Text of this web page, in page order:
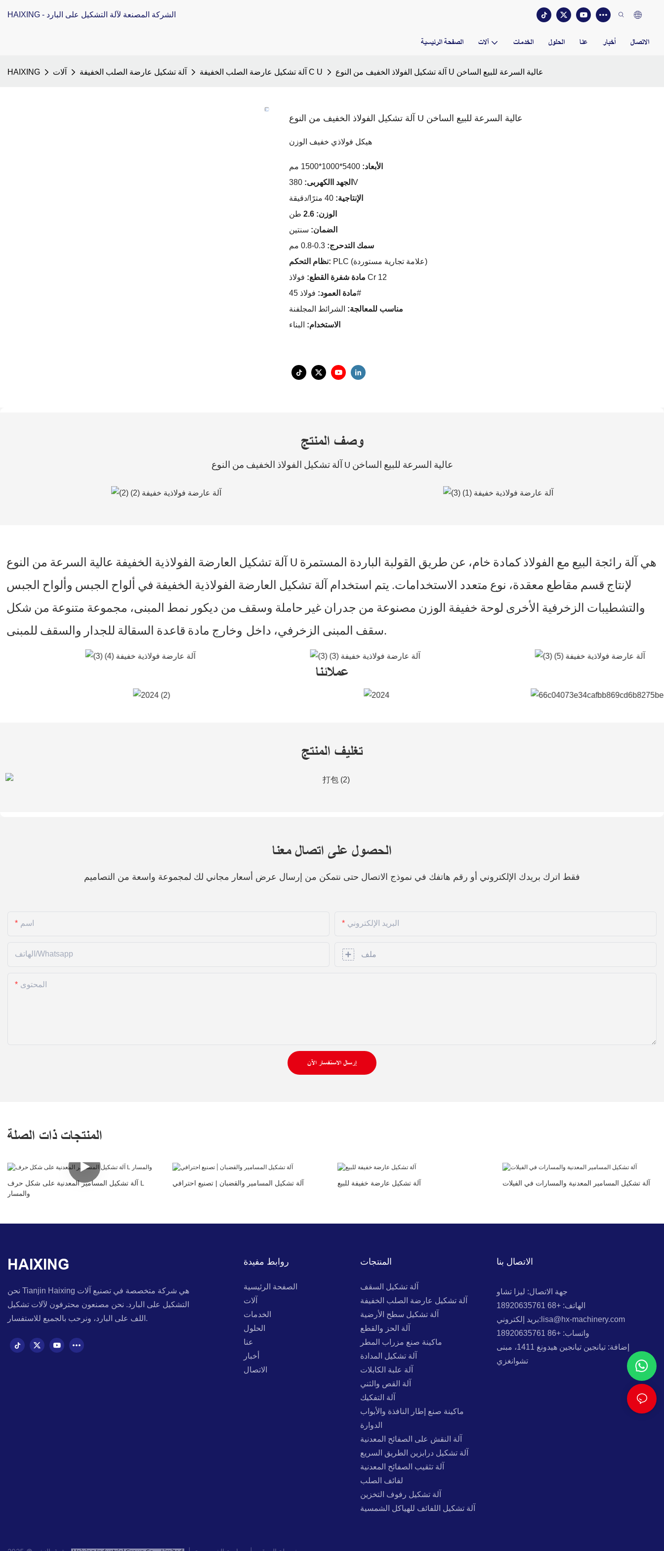
HAIXING - الشركة المصنعة لآلة التشكيل على البارد
الصفحة الرئيسية آلات الخدمات الحلول عنا أخبار الاتصال
HAIXING آلات آلة تشكيل عارضة الصلب الخفيفة آلة تشكيل عارضة الصلب الخفيفة C U آلة تشكيل الفولاذ الخفيف من النوع U عالية السرعة للبيع الساخن
آلة تشكيل الفولاذ الخفيف من النوع U عالية السرعة للبيع الساخن
هيكل فولاذي خفيف الوزن
الأبعاد:
الجهد االكهربى: 380V
الإنتاجية:
الوزن: 2.6
طن
الضمان: سنتين
سمك التدحرج:
نظام التحكم:
PLC (علامة تجارية مستوردة)
مادة شفرة القطع: فولاذ Cr 12
مادة العمود:فولاذ 45#
مناسب للمعالجة: الشرائط المجلفنة
الاستخدام: البناء
وصف المنتج
آلة تشكيل الفولاذ الخفيف من النوع U عالية السرعة للبيع الساخن
آلة تشكيل العارضة الفولاذية الخفيفة عالية السرعة من النوع U هي آلة رائجة البيع مع الفولاذ كمادة خام، عن طريق القولبة الباردة المستمرة
لإنتاج قسم مقاطع معقدة، نوع متعدد الاستخدامات. يتم استخدام آلة تشكيل العارضة الفولاذية الخفيفة في ألواح الجبس وألواح الجبس
والتشطيبات الزخرفية الأخرى لوحة خفيفة الوزن مصنوعة من جدران غير حاملة وسقف من ديكور نمط المبنى، مجموعة متنوعة من شكل
سقف المبنى الزخرفي، داخلوخارج مادة قاعدة السقالة للجدار والسقف للمبنى.
عملائنا
تغليف المنتج
الحصول على اتصال معنا
فقط اترك بريدك الإلكتروني أو رقم هاتفك في نموذج الاتصال حتى نتمكن من إرسال عرض أسعار مجاني لك لمجموعة واسعة من التصاميم
اسم البريد الإلكتروني
الهاتف/whatsapp ملف
المحتوى
إرسال الاستفسار الآن
المنتجات ذات الصلة
آلة تشكيل المسامير المعدنية على شكل حرف L
والمسار
آلة تشكيل المسامير والقضبان | تصنيع احترافي آلة تشكيل عارضة خفيفة للبيع آلة تشكيل المسامير المعدنية والمسارات في الفيلات
HAIXING
نحن Tianjin Haixing هي شركة متخصصة في تصنيع آلات
التشكيل على البارد. نحن مصنعون محترفون لآلات تشكيل
اللف على البارد، ونرحب بالجميع للاستفسار.
روابط مفيدة
الصفحة الرئيسية
آلات
الخدمات
الحلول
عنا
أخبار
الاتصال
المنتجات
آلة تشكيل السقف
آلة تشكيل عارضة الصلب الخفيفة
آلة تشكيل سطح الأرضية
آلة الحز والقطع
ماكينة صنع مزراب المطر
آلة تشكيل المدادة
آلة علبة الكابلات
آلة القص والثني
آلة التفكيك
ماكينة صنع إطار النافذة والأبواب
الدوارة
آلة النقش على الصفائح المعدنية
آلة تشكيل درابزين الطريق السريع
آلة تثقيب الصفائح المعدنية
لفائف الصلب
آلة تشكيل رفوف التخزين
آلة تشكيل اللفائف للهياكل الشمسية
الاتصال بنا
جهة الاتصال: ليزا تشاو
الهاتف: +68 18920635761
بريد إلكتروني:lisa@hx-machinery.com
واتساب: +86 18920635761
إضافة: تيانجين تيانجين هيدونغ 1411، مبنى
تشوانغزي